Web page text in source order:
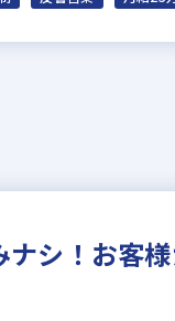
シ！お客